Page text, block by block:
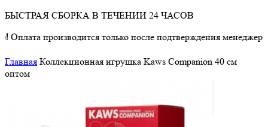
БЫСТРАЯ СБОРКА В ТЕЧЕНИИ 24 ЧАСОВ
производится только после подтверждения менеджером о
Главная Коллекционная игрушка Kaws Companion 40 см
оптом